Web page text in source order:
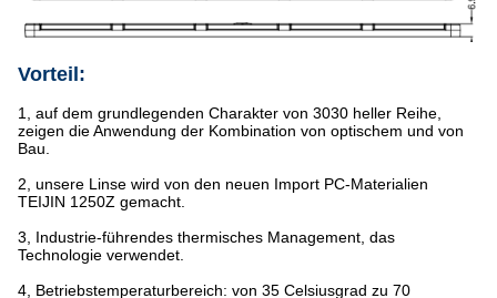
Vorteil:
1, auf dem grundlegenden Charakter von 3030 heller Reihe,
zeigen die Anwendung der Kombination von optischem und von
Bau.
2, unsere Linse wird von den neuen Import PC-Materialien
TEIJIN 1250Z gemacht.
3, Industrie-führendes thermisches Management, das
Technologie verwendet.
4, Betriebstemperaturbereich: von 35 Celsiusgrad zu 70